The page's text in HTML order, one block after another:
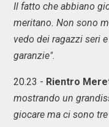
Il fatto che abbiano
meritano. Non sono
vedo dei ragazzi seri
garanzie".
20.23 - Rientro
mostrando un
giocare ma ci sono